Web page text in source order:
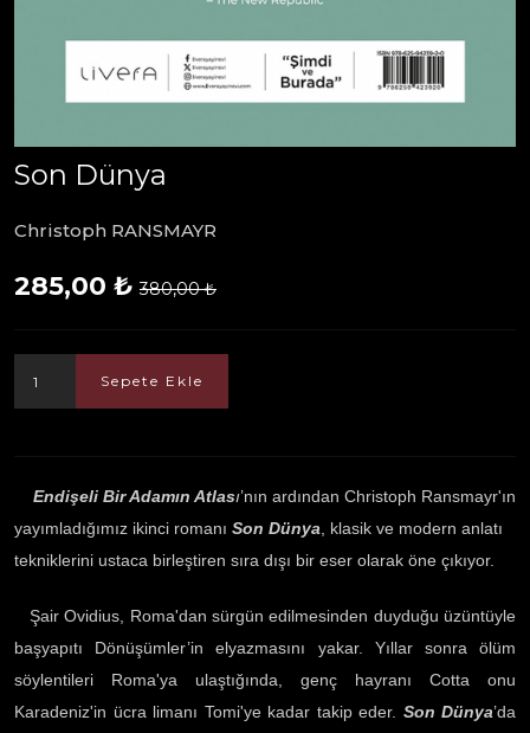
Son Dünya
Christoph RANSMAYR
285,00 ₺ 380,00 ₺
Sepete Ekle
Endişeli Bir Adamın Atlası’nın ardından Christoph Ransmayr'ın
yayımladığımız ikinci romanı Son Dünya , klasik ve modern anlatı
tekniklerini ustaca birleştiren sıra dışı bir eser olarak öne çıkıyor.
Şair Ovidius, Roma'dan sürgün edilmesinden duyduğu üzüntüyle
başyapıtı Dönüşümler’in elyazmasını yakar. Yıllar sonra ölüm
söylentileri Roma'ya ulaştığında, genç hayranı Cotta onu
Karadeniz'in ücra limanı Tomi'ye kadar takip eder. Son Dünya’da